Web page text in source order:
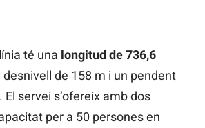
té una longitud de 736,6
desnivell de 158 m i un pendent
El servei s’ofereix amb dos
per a 50 persones en